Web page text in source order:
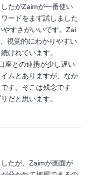
たがZaimが一番使い
ードをまず試しました
やすさがいいです。Zai
視覚的にわかりやすい
けれています。
座との連携が少し遅い
ムとありますが、なか
す。そこは残念です
だと思います。
たが、Zaimが画面が